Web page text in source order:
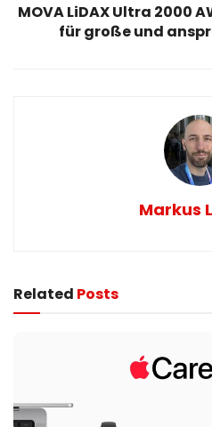
MOVA LiDAX Ultra 2000
für große und
Markus
Related Posts